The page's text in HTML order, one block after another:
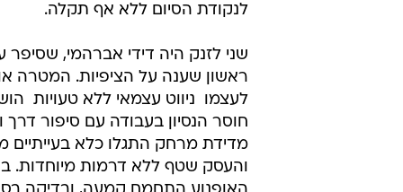
לנקודת הסיום ללא אף תקלה.
שני לזנק היה דידי אברהמי, שסיפר
ראשון שענה על הציפיות. המטרה
לעצמו  ניווט עצמאי ללא טעויות 
חוסר הנסיון בעבודה עם סיפור דרך
מדידת מרחק התגלו כלא בעייתיים
והעסק שטף ללא דרמות מיוחדות.